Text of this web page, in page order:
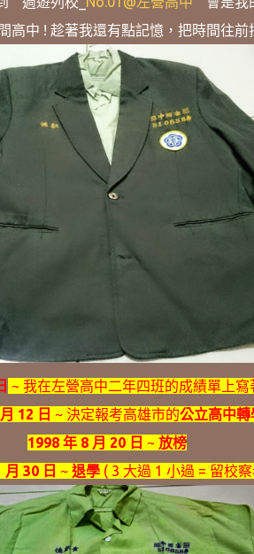
高中 ! 趁著我還有點記憶，把時間往前
~ 我在左營高中二年四班的成績單上寫
12 日 ~ 決定報考高雄市的公立高中轉
1998 年 8 月 20 日 ~ 放榜
月 30 日 ~ 退學( 3 大過 1 小過 = 留校察